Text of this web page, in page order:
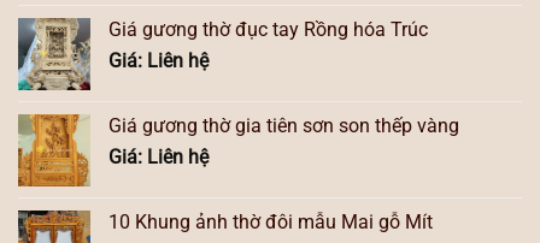
Giá gương thờ đục tay Rồng hóa Trúc
Giá: Liên hệ
Giá gương thờ gia tiên sơn son thếp vàng
Giá: Liên hệ
10 Khung ảnh thờ đôi mẫu Mai gỗ Mít